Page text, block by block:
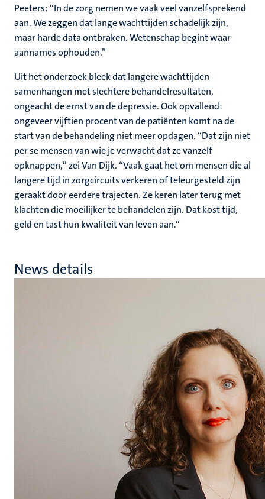
Peeters: “In de zorg nemen we vaak veel vanzelfsprekend
aan. We zeggen dat lange wachttijden schadelijk zijn,
maar harde data ontbraken. Wetenschap begint waar
aannames ophouden.”
Uit het onderzoek bleek dat langere wachttijden
samenhangen met slechtere behandelresultaten,
ongeacht de ernst van de depressie. Ook opvallend:
ongeveer vijftien procent van de patiënten komt na de
start van de behandeling niet meer opdagen. “Dat zijn niet
per se mensen van wie je verwacht dat ze vanzelf
opknappen,” zei Van Dijk. “Vaak gaat het om mensen die al
langere tijd in zorgcircuits verkeren of teleurgesteld zijn
geraakt door eerdere trajecten. Ze keren later terug met
klachten die moeilijker te behandelen zijn. Dat kost tijd,
geld en tast hun kwaliteit van leven aan.”
News details